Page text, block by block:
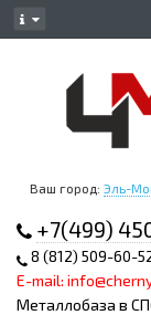
Ваш город: Эль-
+7(499)
8 (812) 509-60-
E-mail:
Металлобаза в